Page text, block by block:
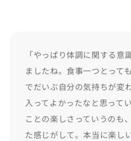
「やっぱり体調に関する意
ましたね。食事一つとって
でだいぶ自分の気持ちが変
入ってよかったなと思って
ことの楽しさっていうのも
た感じがして。本当に楽し